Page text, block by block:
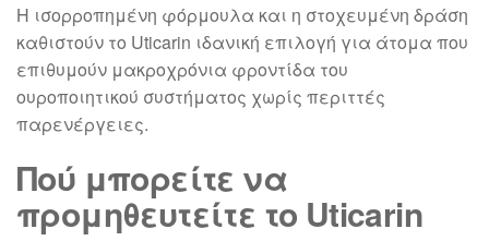
Η ισορροπημένη φόρμουλα και η στοχευμένη δράση
καθιστούν το Uticarin ιδανική επιλογή για άτομα που
επιθυμούν μακροχρόνια φροντίδα του
ουροποιητικού συστήματος χωρίς περιττές
παρενέργειες.
Πού μπορείτε να
προμηθευτείτε το Uticarin